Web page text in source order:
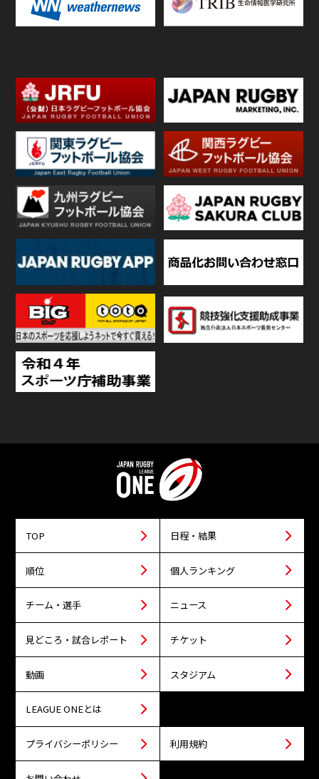
TOP 日程・結果
順位 個人ランキング
チーム・選手 ニュース
見どころ・試合レポート チケット
動画 スタジアム
LEAGUE ONEとは
プライバシーポリシー 利用規約